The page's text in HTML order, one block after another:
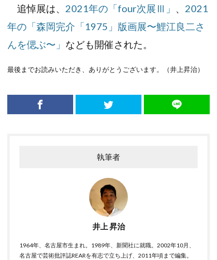
追悼展は、 2021年の「four次展Ⅲ」 、 2021
年の「森岡完介「1975」版画展〜鯉江良二さ
んを偲ぶ〜」 なども開催された。
最後までお読みいただき、ありがとうございます。（井上昇治）
執筆者
井上 昇治
1964年、名古屋市生まれ。1989年、新聞社に就職。2002年10月、
名古屋で芸術批評誌REARを有志で立ち上げ、2011年頃まで編集。